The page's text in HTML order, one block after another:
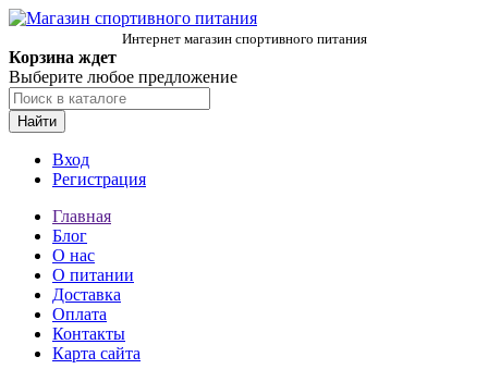
Интернет магазин спортивного питания
Корзина ждет
Выберите любое предложение
Найти
Вход
Регистрация
Главная
Блог
О нас
О питании
Доставка
Оплата
Контакты
Карта сайта